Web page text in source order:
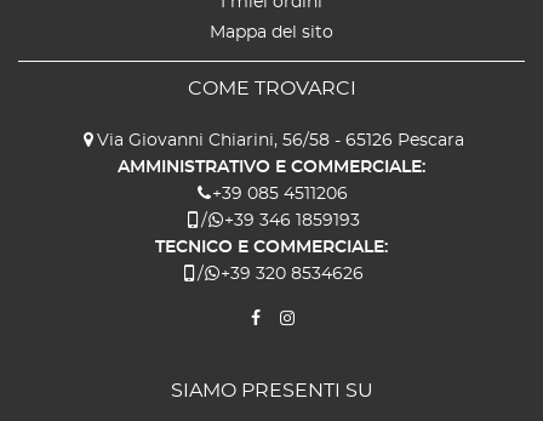
Mappa del sito
COME TROVARCI
Via Giovanni Chiarini, 56/58 - 65126 Pescara
AMMINISTRATIVO E COMMERCIALE:
+39 085 4511206
/
+39 346 1859193
TECNICO E COMMERCIALE:
/
+39 320 8534626
SIAMO PRESENTI SU